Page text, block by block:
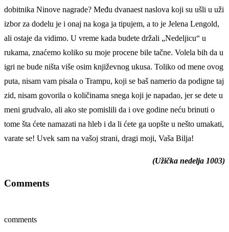
dobitnika Ninove nagrade? Među dvanaest naslova koji su ušli u uži
izbor za dodelu je i onaj na koga ja tipujem, a to je Jelena Lengold,
ali ostaje da vidimo. U vreme kada budete držali „Nedeljicu“ u
rukama, znaćemo koliko su moje procene bile tačne. Volela bih da u
igri ne bude ništa više osim književnog ukusa. Toliko od mene ovog
puta, nisam vam pisala o Trampu, koji se baš namerio da podigne taj
zid, nisam govorila o količinama snega koji je napadao, jer se dete u
meni grudvalo, ali ako ste pomislili da i ove godine neću brinuti o
tome šta ćete namazati na hleb i da li ćete ga uopšte u nešto umakati,
varate se! Uvek sam na vašoj strani, dragi moji, Vaša Bilja!
(Užička nedelja 1003)
Comments
comments